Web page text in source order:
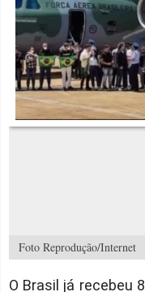
Foto Reprodução/Internet
O Brasil já recebeu